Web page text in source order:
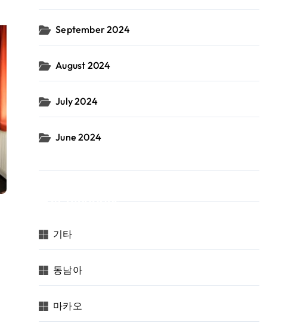
September 2024
August 2024
July 2024
June 2024
기타
동남아
마카오